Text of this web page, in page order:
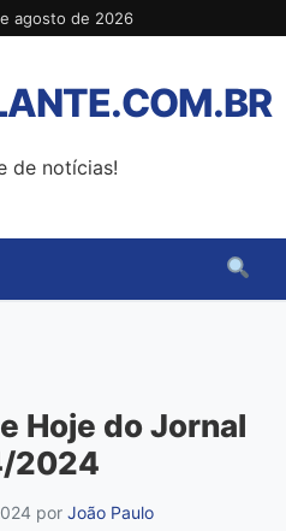
agosto de 2026
de notícias!
Hoje do Jornal
2024
por João Paulo